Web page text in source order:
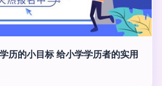
历的小目标 给小学学历者的实用